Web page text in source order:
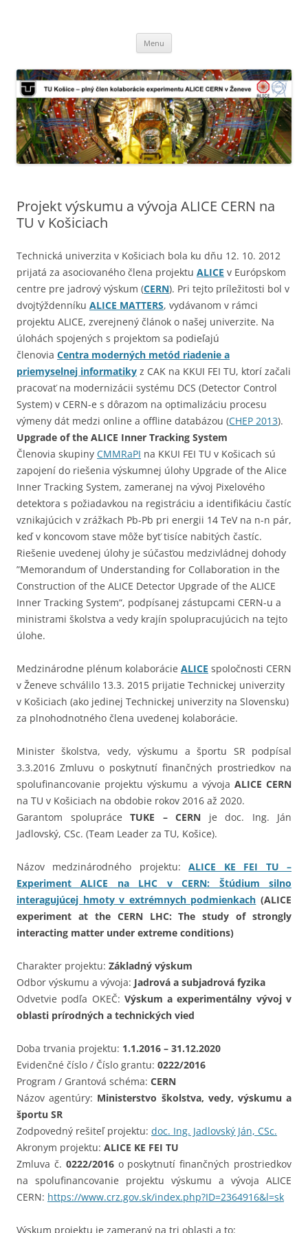
experimentu ALICE CERN v Ženeve
Menu
Projekt výskumu a vývoja ALICE CERN na
TU v Košiciach
Technická univerzita v Košiciach bola ku dňu 12. 10. 2012
prijatá za asociovaného člena projektu ALICE v Európskom
centre pre jadrový výskum (CERN). Pri tejto príležitosti bol v
dvojtýždenníku ALICE MATTERS, vydávanom v rámci
projektu ALICE, zverejnený článok o našej univerzite. Na
úlohách spojených s projektom sa podieľajú
členovia Centra moderných metód riadenie a
priemyselnej informatiky z CAK na KKUI FEI TU, ktorí začali
pracovať na modernizácii systému DCS (Detector Control
System) v CERN-e s dôrazom na optimalizáciu procesu
výmeny dát medzi online a offline databázou (CHEP 2013).
Upgrade of the ALICE Inner Tracking System
Členovia skupiny CMMRaPI na KKUI FEI TU v Košicach sú
zapojení do riešenia výskumnej úlohy Upgrade of the Alice
Inner Tracking System, zameranej na vývoj Pixelového
detektora s požiadavkou na registráciu a identifikáciu častíc
vznikajúcich v zrážkach Pb-Pb pri energii 14 TeV na n-n pár,
keď v koncovom stave môže byť tisíce nabitých častíc.
Riešenie uvedenej úlohy je súčasťou medzivládnej dohody
”Memorandum of Understanding for Collaboration in the
Construction of the ALICE Detector Upgrade of the ALICE
Inner Tracking System“, podpísanej zástupcami CERN-u a
ministrami školstva a vedy krajín spolupracujúcich na tejto
úlohe.
Medzinárodne plénum kolaborácie ALICE spoločnosti CERN
v Ženeve schválilo 13.3. 2015 prijatie Technickej univerzity
v Košiciach (ako jedinej Technickej univerzity na Slovensku)
za plnohodnotného člena uvedenej kolaborácie.
Minister školstva, vedy, výskumu a športu SR podpísal
3.3.2016 Zmluvu o poskytnutí finančných prostriedkov na
spolufinancovanie projektu výskumu a vývoja ALICE CERN
na TU v Košiciach na obdobie rokov 2016 až 2020.
Garantom spolupráce TUKE – CERN je doc. Ing. Ján
Jadlovský, CSc. (Team Leader za TU, Košice).
Názov medzinárodného projektu:ALICE KE FEI TU –
Experiment ALICE na LHC v CERN: Štúdium silno
interagujúcej hmoty v extrémnych podmienkach (ALICE
experiment at the CERN LHC: The study of strongly
interacting matter under extreme conditions)
Charakter projektu: Základný výskum
Odbor výskumu a vývoja: Jadrová a subjadrová fyzika
Odvetvie podľa OKEČ: Výskum a experimentálny vývoj v
oblasti prírodných a technických vied
Doba trvania projektu: 1.1.2016 – 31.12.2020
Evidenčné číslo / Číslo grantu: 0222/2016
Program / Grantová schéma: CERN
Názov agentúry: Ministerstvo školstva, vedy, výskumu a
športu SR
Zodpovedný rešiteľ projektu: doc. Ing. Jadlovský Ján, CSc.
Akronym projektu: ALICE KE FEI TU
Zmluva č. 0222/2016o poskytnutí finančných prostriedkov
na spolufinancovanie projektu výskumu a vývoja ALICE
CERN: https://www.crz.gov.sk/index.php?ID=2364916&l=sk
Výskum projektu je zameraný na tri oblasti a to: